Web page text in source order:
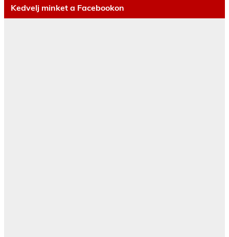
Kedvelj minket a Facebookon